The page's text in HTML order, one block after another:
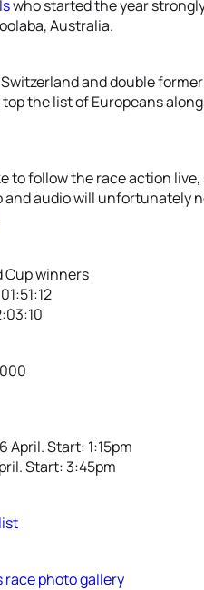
who started the year
Australia.
and double
the list of Europeans
to follow the race action
and audio will unfortunately
Cup winners
April. Start: 1:15pm
Start: 3:45pm
race photo gallery